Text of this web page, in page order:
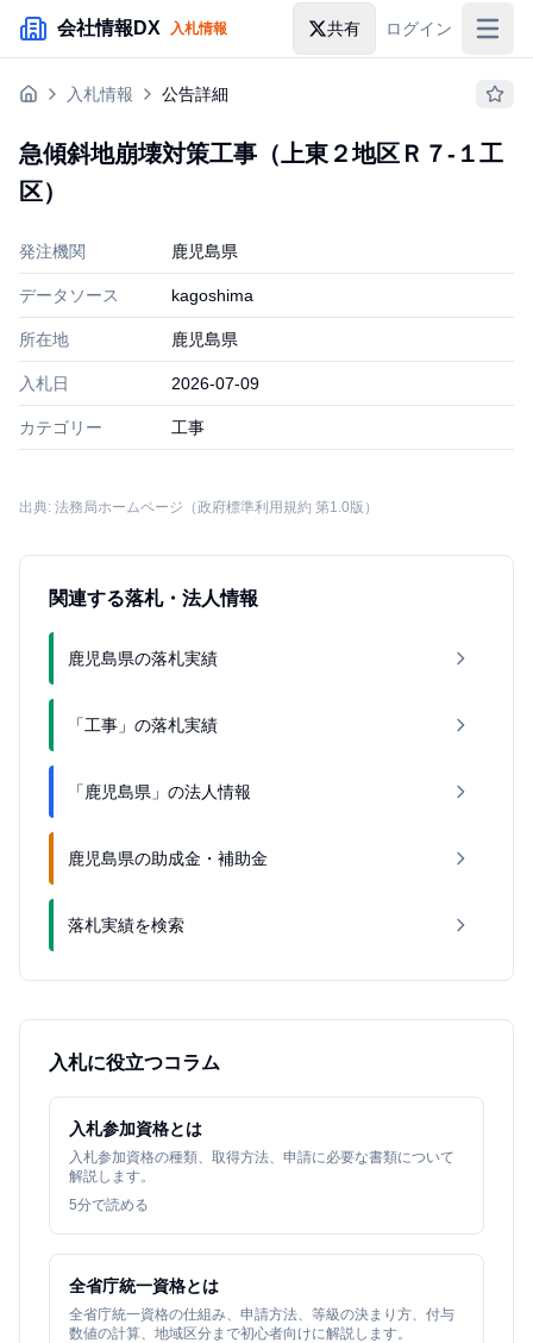
メインコンテンツにスキップ
会社情報DX 入札情報 共有 ログイン
入札情報入札情報 公告詳細
急傾斜地崩壊対策工事（上東２地区Ｒ７‐１工
区）
発注機関 鹿児島県
データソース kagoshima
所在地 鹿児島県
入札日 2026-07-09
カテゴリー 工事
出典: 法務局ホームページ（政府標準利用規約 第1.0版）
関連する落札・法人情報
鹿児島県の落札実績
「工事」の落札実績
「鹿児島県」の法人情報
鹿児島県の助成金・補助金
落札実績を検索
入札に役立つコラム
入札参加資格とは
入札参加資格の種類、取得方法、申請に必要な書類について
解説します。
5分で読める
全省庁統一資格とは
全省庁統一資格の仕組み、申請方法、等級の決まり方、付与
数値の計算、地域区分まで初心者向けに解説します。